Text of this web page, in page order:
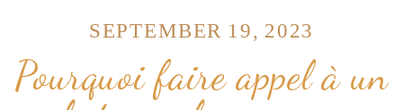
SEPTEMBER 19, 2023
Pourquoi faire appel à un